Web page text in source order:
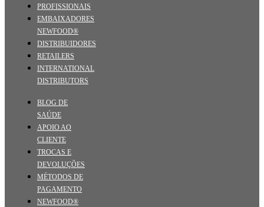
PROFISSIONAIS
EMBAIXADORES
NEWFOOD®
DISTRIBUIDORES
RETAILERS
INTERNATIONAL
DISTRIBUTORS
BLOG DE
SAÚDE
APOIO AO
CLIENTE
TROCAS E
DEVOLUÇÕES
MÉTODOS DE
PAGAMENTO
NEWFOOD®